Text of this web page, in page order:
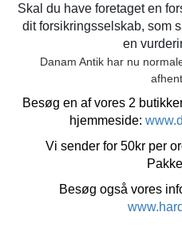
Skal du have foretaget en
dit forsikringsselskab, som
en
Danam Antik har nu
Besøg en af vores 2
hjemmeside:
Vi sender for 50kr per
Besøg også vores